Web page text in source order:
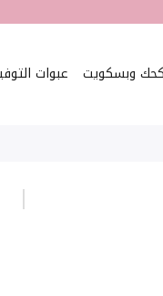
كحك وبسكويت عبوات